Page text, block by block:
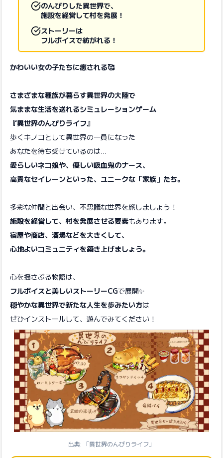
のんびりした異世界で、
施設を経営して村を発展！
ストーリーは
フルボイスで紡がれる！
かわいい女の子たちに癒される🥰
さまざまな種族が暮らす異世界の大陸で
気ままな生活を送れるシミュレーションゲーム
『異世界のんびりライフ』
歩くキノコとして異世界の一員になった
あなたを待ち受けているのは…
愛らしいネコ娘や、優しい吸血鬼のナース、
高貴なセイレーンといった、ユニークな「家族」たち。
多彩な仲間と出会い、不思議な世界を旅しましょう！
施設を経営して、村を発展させる要素もあります。
宿屋や商店、酒場などを大きくして、
心地よいコミュニティを築き上げましょう。
心を揺さぶる物語は、
フルボイスと美しいストーリーCGで展開✨
穏やかな異世界で新たな人生を歩みたい方は
ぜひインストールして、遊んでみてください！
出典: 「異世界のんびりライフ」